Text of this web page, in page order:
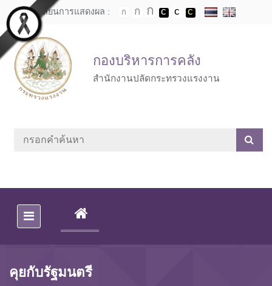
Skip to main content
เปลี่ยนการแสดงผล :
กองบริหารการคลัง
สำนักงานปลัดกระทรวงแรงงาน
(CURRENT)
คุยกับรัฐมนตรี